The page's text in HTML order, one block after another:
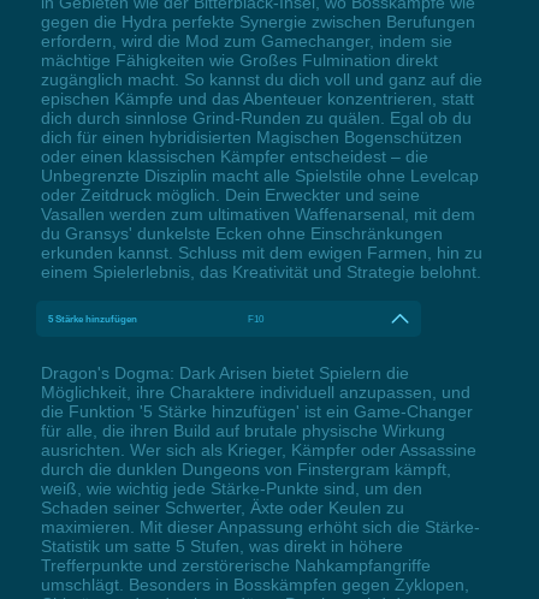
gegen die Hydra perfekte Synergie zwischen Berufungen
erfordern, wird die Mod zum Gamechanger, indem sie
mächtige Fähigkeiten wie Großes Fulmination direkt
zugänglich macht. So kannst du dich voll und ganz auf die
epischen Kämpfe und das Abenteuer konzentrieren, statt
dich durch sinnlose Grind-Runden zu quälen. Egal ob du
dich für einen hybridisierten Magischen Bogenschützen
oder einen klassischen Kämpfer entscheidest – die
Unbegrenzte Disziplin macht alle Spielstile ohne Levelcap
oder Zeitdruck möglich. Dein Erweckter und seine
Vasallen werden zum ultimativen Waffenarsenal, mit dem
du Gransys' dunkelste Ecken ohne Einschränkungen
erkunden kannst. Schluss mit dem ewigen Farmen, hin zu
einem Spielerlebnis, das Kreativität und Strategie belohnt.
5 Stärke hinzufügen F10
Dragon's Dogma: Dark Arisen bietet Spielern die
Möglichkeit, ihre Charaktere individuell anzupassen, und
die Funktion '5 Stärke hinzufügen' ist ein Game-Changer
für alle, die ihren Build auf brutale physische Wirkung
ausrichten. Wer sich als Krieger, Kämpfer oder Assassine
durch die dunklen Dungeons von Finstergram kämpft,
weiß, wie wichtig jede Stärke-Punkte sind, um den
Schaden seiner Schwerter, Äxte oder Keulen zu
maximieren. Mit dieser Anpassung erhöht sich die Stärke-
Statistik um satte 5 Stufen, was direkt in höhere
Trefferpunkte und zerstörerische Nahkampfangriffe
umschlägt. Besonders in Bosskämpfen gegen Zyklopen,